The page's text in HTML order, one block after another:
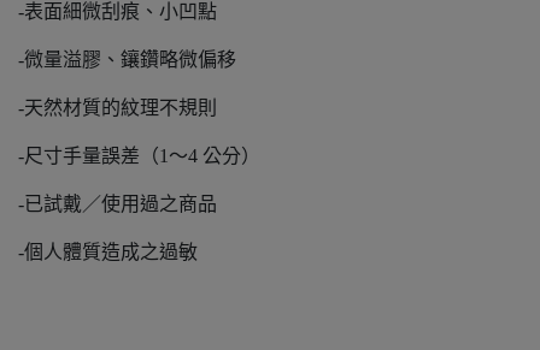
-表面細微刮痕、小凹點
-微量溢膠、鑲鑽略微偏移
-天然材質的紋理不規則
-尺寸手量誤差（1～4 公分）
-已試戴／使用過之商品
-個人體質造成之過敏